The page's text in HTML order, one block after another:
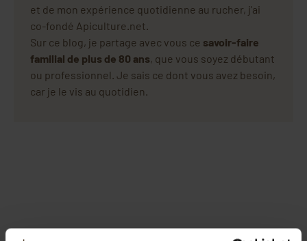
et de mon expérience quotidienne au rucher, j'ai
co-fondé Apiculture.net.
Sur ce blog, je partage avec vous ce savoir-faire
familial de plus de 80 ans, que vous soyez débutant
ou professionnel. Je sais ce dont vous avez besoin,
car je le vis au quotidien.